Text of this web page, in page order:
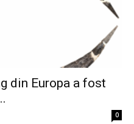
din Europa a fost
0